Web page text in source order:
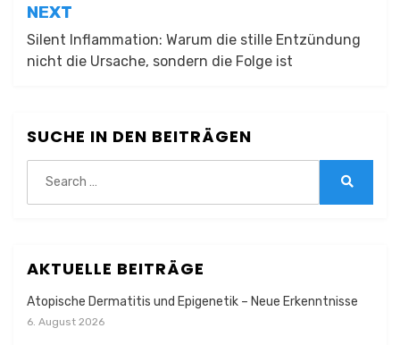
NEXT
Silent Inflammation: Warum die stille Entzündung
nicht die Ursache, sondern die Folge ist
SUCHE IN DEN BEITRÄGEN
for:
AKTUELLE BEITRÄGE
Atopische Dermatitis und Epigenetik – Neue Erkenntnisse
6. August 2026